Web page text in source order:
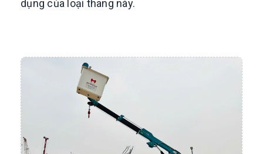
dụng của loại thang này.